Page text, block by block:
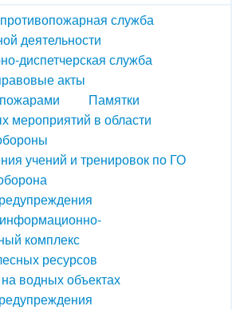
служба
деятельности
диспетчерская служба
акты
Памятки
мероприятий в области
учений и тренировок по ГО
комплекс
ресурсов
водных объектах